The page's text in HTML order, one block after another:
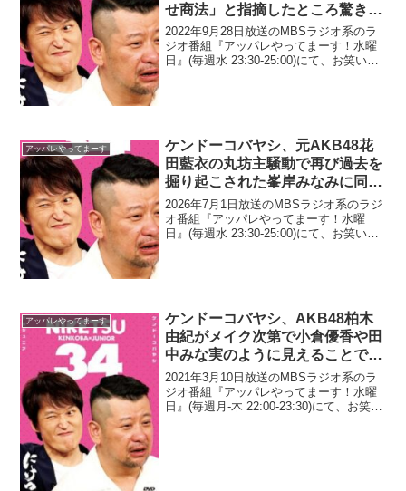
せ商法」と指摘したところ驚きの
一言で居直られたと明かす「違い
ます。そういう商法です」
2022年9月28日放送のMBSラジオ系のラ
ジオ番組『アッパレやってまーす！水曜
日』(毎週水 23:30-25:00)にて、お笑い芸
アッパレやってまーす
ケンドーコバヤシ、元AKB48花
田藍衣の丸坊主騒動で再び過去を
掘り起こされた峯岸みなみに同情
「許してやれよ、マスコミよ」
2026年7月1日放送のMBSラジオ系のラジ
オ番組『アッパレやってまーす！水曜
日』(毎週水 23:30-25:00)にて、お笑い芸
アッパレやってまーす
ケンドーコバヤシ、AKB48柏木
由紀がメイク次第で小倉優香や田
中みな実のように見えることで
「柏木さん、実はのっぺらぼうみ
たいな顔してるの？」と発言
2021年3月10日放送のMBSラジオ系のラ
ジオ番組『アッパレやってまーす！水曜
日』(毎週月-木 22:00-23:30)にて、お笑い